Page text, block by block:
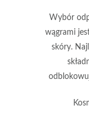
Wybór
wągrami
skóry.